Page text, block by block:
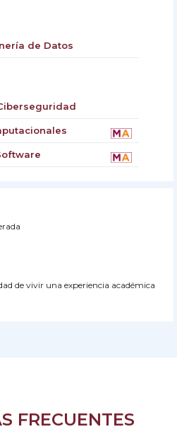
de Datos
de vivir una experiencia académica
FRECUENTES